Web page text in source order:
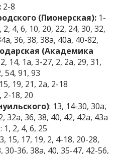
2-8
(Пионерская): 1-
4, 6, 10, 20, 22, 24, 30, 32,
36, 38, 38а, 40а, 40-82,
(Академика
14, 1а, 3-27, 2, 2а, 29, 31,
54, 91, 93
19, 21, 2а, 2-18
2-18, 20
: 13, 14-30, 30а,
32а, 36, 38, 40, 42, 42а, 43а
: 1, 2, 4, 6, 25
15, 17, 19, 2, 4-18, 20-28,
30-36, 38а, 40, 35-47, 42-56,